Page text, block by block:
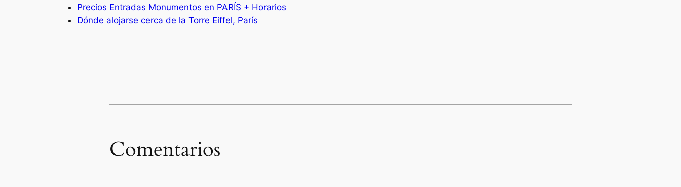
Precios Entradas Monumentos en PARÍS + Horarios
Dónde alojarse cerca de la Torre Eiffel, París
Comentarios